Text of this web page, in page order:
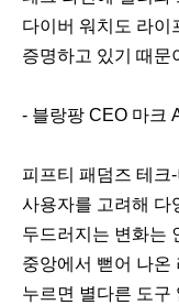
다이버 워치도 라이
증명하고 있기 때문
- 블랑팡 CEO 마크
피프티 패덤즈 테크
사용자를 고려해 다
두드러지는 변화는
중앙에서 뻗어 나온
누르면 별다른 도구